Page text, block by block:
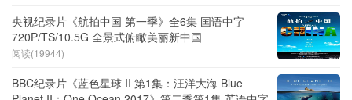
央视纪录片《航拍中国 第一季》全6集 国语中字
720P/TS/10.5G 全景式俯瞰美丽新中国
阅读(19944)
BBC纪录片《蓝色星球 II 第1集：汪洋大海 Blue